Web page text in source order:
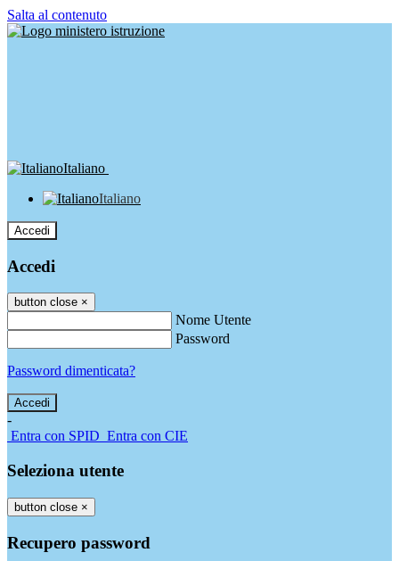
Salta al contenuto
Italiano
Italiano
Accedi
Accedi
button close ×
Nome Utente
Password
Password dimenticata?
-
Entra con SPID Entra con CIE
Seleziona utente
button close ×
Recupero password